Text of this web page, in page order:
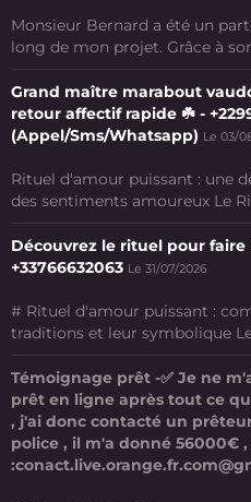
Monsieur Bernard a été un
long de mon projet. Grâce à
Grand maître marabout
retour affectif rapide ☘️ -
(Appel/Sms/Whatsapp) Le 03/
Rituel d'amour puissant : une
des sentiments amoureux Le
Découvrez le rituel pour
+33766632063 Le 31/07/2026
# Rituel d'amour puissant :
traditions et leur symbolique
Témoignage prêt -✅ Je ne
prêt en ligne après tout ce
, j'ai donc contacté un
police , il m'a donné 56000€